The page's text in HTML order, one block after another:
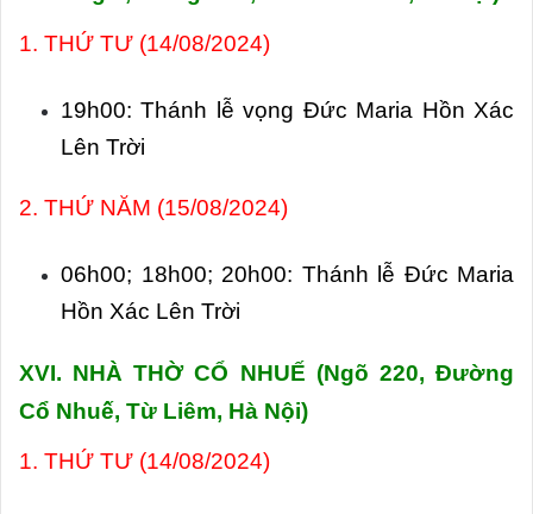
1. THỨ TƯ (14/08/2024)
19h00: Thánh lễ vọng Đức Maria Hồn Xác
Lên Trời
2. THỨ NĂM (15/08/2024)
06h00; 18h00; 20h00: Thánh lễ Đức Maria
Hồn Xác Lên Trời
XVI. NHÀ THỜ CỔ NHUẾ (Ngõ 220, Đường
Cổ Nhuế, Từ Liêm, Hà Nội)
1. THỨ TƯ (14/08/2024)